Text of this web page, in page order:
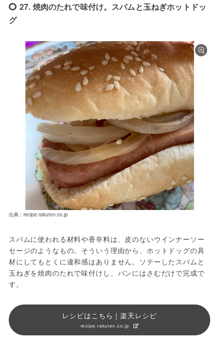
27. 焼肉のたれで味付け。スパムと玉ねぎホットドッ
グ
出典：recipe.rakuten.co.jp
スパムに使われる材料や香辛料は、皮のないウインナーソー
セージのようなもの。そういう理由から、ホットドッグの具
材にしてもとくに違和感はありません。ソテーしたスパムと
玉ねぎを焼肉のたれで味付けし、パンにはさむだけで完成で
す。
レシピはこちら｜楽天レシピ
recipe.rakuten.co.jp